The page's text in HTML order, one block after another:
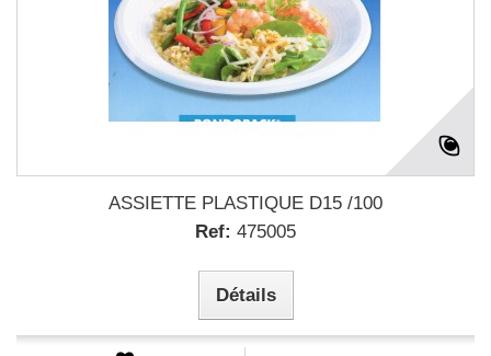
ASSIETTE PLASTIQUE D15 /100
Ref: 475005
Détails